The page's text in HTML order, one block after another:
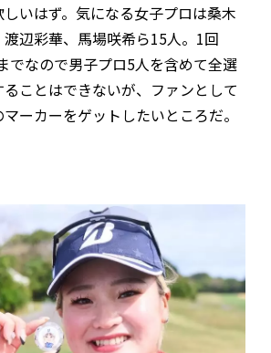
いはず。気になる女子プロは桑木
辺彩華、馬場咲希ら15人。1回
でなので男子プロ5人を含めて全選
ことはできないが、ファンとして
ーカーをゲットしたいところだ。